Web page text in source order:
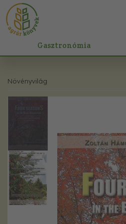
Gasztronómia
Növényvilág